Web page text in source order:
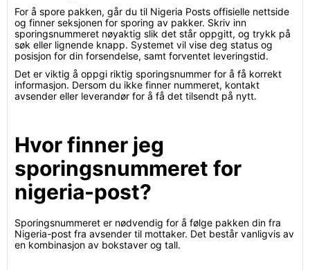
For å spore pakken, går du til Nigeria Posts offisielle nettside
og finner seksjonen for sporing av pakker. Skriv inn
sporingsnummeret nøyaktig slik det står oppgitt, og trykk på
søk eller lignende knapp. Systemet vil vise deg status og
posisjon for din forsendelse, samt forventet leveringstid.
Det er viktig å oppgi riktig sporingsnummer for å få korrekt
informasjon. Dersom du ikke finner nummeret, kontakt
avsender eller leverandør for å få det tilsendt på nytt.
Hvor finner jeg
sporingsnummeret for
nigeria-post?
Sporingsnummeret er nødvendig for å følge pakken din fra
Nigeria-post fra avsender til mottaker. Det består vanligvis av
en kombinasjon av bokstaver og tall.